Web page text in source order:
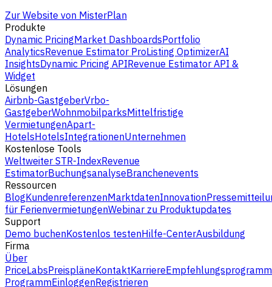
Zur Website von MisterPlan
Produkte
Dynamic PricingMarket DashboardsPortfolio
AnalyticsRevenue Estimator ProListing OptimizerAI
InsightsDynamic Pricing APIRevenue Estimator API &
Widget
Lösungen
Airbnb-GastgeberVrbo-
GastgeberWohnmobilparksMittelfristige
VermietungenApart-
HotelsHotelsIntegrationenUnternehmen
Kostenlose Tools
Weltweiter STR-IndexRevenue
EstimatorBuchungsanalyseBranchenevents
Ressourcen
BlogKundenreferenzenMarktdatenInnovation
für FerienvermietungenWebinar zu Produktupdates
Support
Demo buchenKostenlos testenHilfe-CenterAusbildung
Firma
Über
PriceLabsPreispläneKontaktKarriereEmpfehlungsprogramm
ProgrammEinloggenRegistrieren